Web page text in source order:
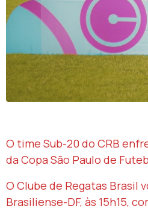
O time Sub-20 do CRB
da Copa São Paulo de
O Clube de Regatas Brasil
Brasiliense-DF, às 15h15,